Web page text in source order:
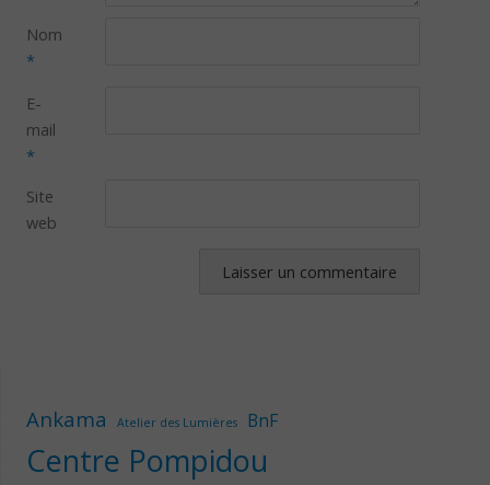
Nom
*
E-
mail
*
Site
web
Ankama Atelier des Lumières BnF
Centre Pompidou